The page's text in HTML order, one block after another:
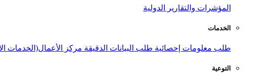
المؤشرات والتقارير الدولية
الخدمات
طلب معلومات إحصائية طلب البيانات الدقيقة مركز الأعمال(الخدمات
التوعية